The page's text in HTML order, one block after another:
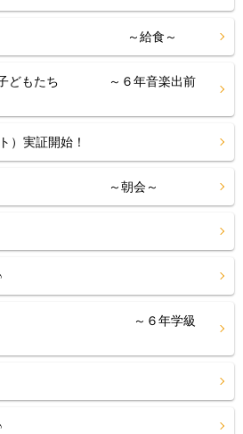
♪ ～給食～
子どもたち ～６年音楽出前
）実証開始！
・・・ ～朝会～
て！ ～６年学級